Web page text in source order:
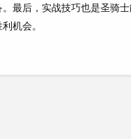
最后，实战技巧也是圣骑
机会。